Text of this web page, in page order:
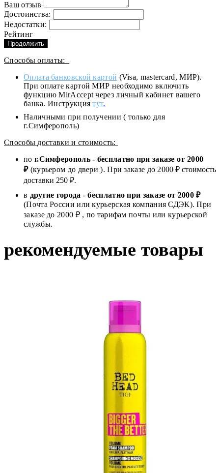
Ваш отзыв
Достоинства:
Недостатки:
Рейтинг
Продолжить
Способы оплаты:
Оплата банковской картой (Visa, mastercard, МИР).
При оплате картой МИР необходимо включить
функцию MirAccept через личный кабинет вашего
банка. Инструкциятут.
Наличными при получении ( только для
г.Симферополь)
Способы доставки и стоимость:
по г.Симферополь- бесплатно при заказе от 2000
₽(курьером до двери ). При заказе до 2000 ₽ стоимость
доставки 250 ₽.
в другие города -бесплатно при заказе от 2000 ₽
(Почта России или курьерская компания СДЭК). При
заказе до 2000 ₽ , по тарифам почты или курьерской
службы.
рекомендуемые товары